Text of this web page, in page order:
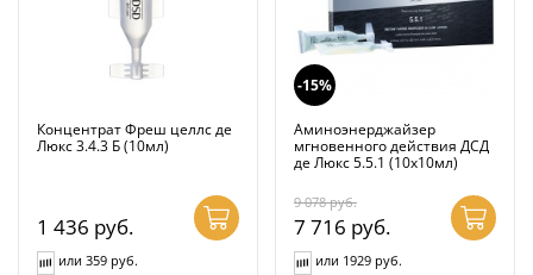
Концентрат Фреш целлс де
Люкс 3.4.3 Б (10мл)
1 436 руб.
или 359 руб.
-15%
Аминоэнерджайзер
мгновенного действия ДСД
де Люкс 5.5.1 (10х10мл)
9 078руб.
7 716 руб.
или 1929 руб.